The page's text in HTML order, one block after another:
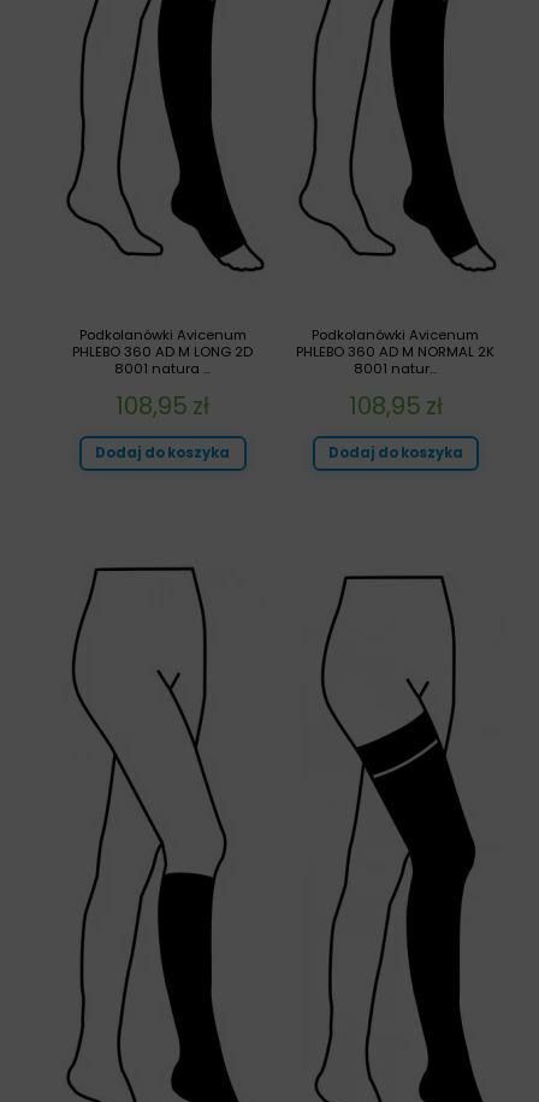
Podkolanówki Avicenum
PHLEBO 360 AD M NORMAL 2K
8001 natur...
108,95 zł
Dodaj do koszyka
Podkolanówki Avicenum
PHLEBO 360 AD M LONG 2D
8001 natura ...
108,95 zł
Dodaj do koszyka